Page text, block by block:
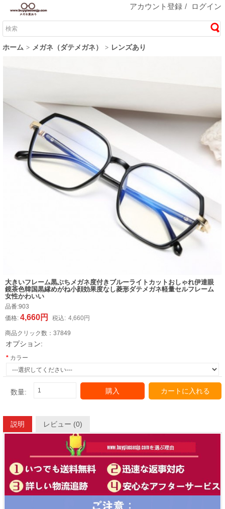
アカウント登録 / ログイン
ホーム メガネ（ダテメガネ） レンズあり
大きいフレーム黒ぶちメガネ度付きブルーライトカットおしゃれ伊達眼
鏡茶色韓国黒縁めがね小顔効果度なし菱形ダテメガネ軽量セルフレーム
女性かわいい
品番:903
価格: 4,660円 税込: 4,660円
商品クリック数： 37849
オプション:
カラー
数量: 購入 カートに入れる
説明 レビュー (0)